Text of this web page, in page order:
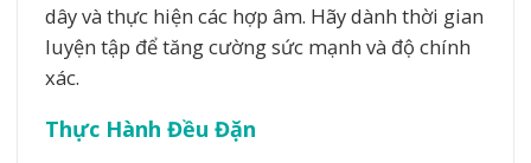
dây và thực hiện các hợp âm. Hãy dành thời gian
luyện tập để tăng cường sức mạnh và độ chính
xác.
Thực Hành Đều Đặn